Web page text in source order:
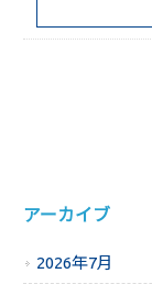
アーカイブ
2026年7月